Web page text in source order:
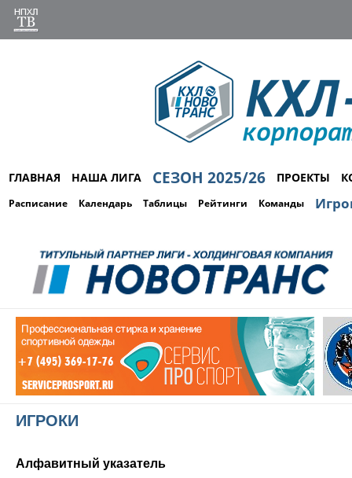
ГЛАВНАЯ НАША ЛИГА СЕЗОН 2025/26 ПРОЕКТЫ
Расписание Календарь Таблицы Рейтинги Команды
ИГРОКИ
Алфавитный указатель